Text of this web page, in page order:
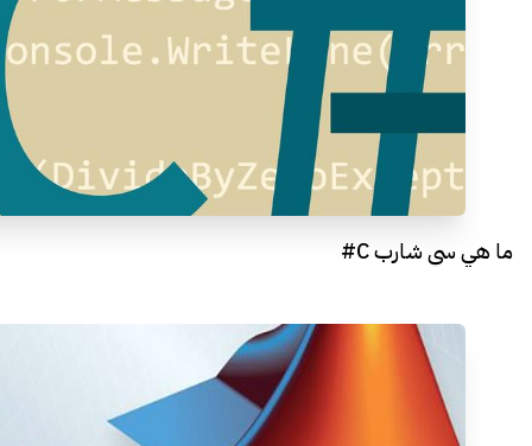
ما هي سي شارب C#